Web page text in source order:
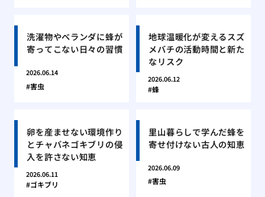
洗濯物やベランダに蜂が
寄ってこない日々の習慣
2026.06.14
害虫
地球温暖化が変えるスズ
メバチの活動時間と新た
なリスク
2026.06.12
蜂
卵を産ませない環境作り
とチャバネゴキブリの侵
入を許さない知恵
2026.06.11
ゴキブリ
里山暮らしで学んだ蜂を
寄せ付けない古人の知恵
2026.06.09
害虫